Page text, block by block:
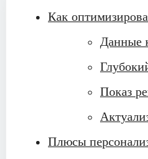
Как
Данные
Показ
Плюсы